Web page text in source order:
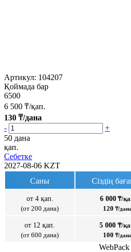
Артикул: 104207
Қоймада бар
6500
6 500 ₸/қап.
130 ₸/дана
-
+
50 дана
қап.
Себетке
2027-08-06 KZT
Саны
Сіздің
от 4 қап.
(от 200 дана)
6 000₸/
120 ₸/дана
от 12 қап.
(от 600 дана)
5 000 ₸/
100 ₸/дана
WebPack